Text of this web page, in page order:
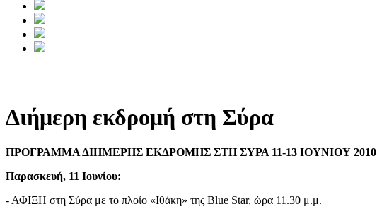
Διήμερη εκδρομή στη Σύρα
ΠΡΟΓΡΑΜΜΑ ΔΙΗΜΕΡΗΣ ΕΚΔΡΟΜΗΣ ΣΤΗ ΣΥΡΑ 11-13 ΙΟΥΝΙΟΥ 2010
Παρασκευή, 11 Ιουνίου:
- ΑΦΙΞΗ στη Σύρα με το πλοίο «Ιθάκη» της Blue Star, ώρα 11.30 μ.μ.